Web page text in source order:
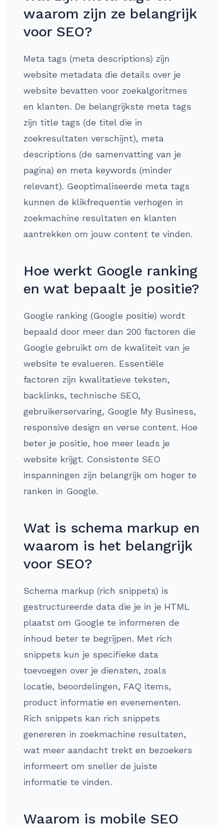
waarom zijn ze belangrijk
voor SEO?
Meta tags (meta descriptions) zijn
website metadata die details over je
website bevatten voor zoekalgoritmes
en klanten. De belangrijkste meta tags
zijn title tags (de titel die in
zoekresultaten verschijnt), meta
descriptions (de samenvatting van je
pagina) en meta keywords (minder
relevant). Geoptimaliseerde meta tags
kunnen de klikfrequentie verhogen in
zoekmachine resultaten en klanten
aantrekken om jouw content te vinden.
Hoe werkt Google ranking
en wat bepaalt je positie?
Google ranking (Google positie) wordt
bepaald door meer dan 200 factoren die
Google gebruikt om de kwaliteit van je
website te evalueren. Essentiële
factoren zijn kwalitatieve teksten,
backlinks, technische SEO,
gebruikerservaring, Google My Business,
responsive design en verse content. Hoe
beter je positie, hoe meer leads je
website krijgt. Consistente SEO
inspanningen zijn belangrijk om hoger te
ranken in Google.
Wat is schema markup en
waarom is het belangrijk
voor SEO?
Schema markup (rich snippets) is
gestructureerde data die je in je HTML
plaatst om Google te informeren de
inhoud beter te begrijpen. Met rich
snippets kun je specifieke data
toevoegen over je diensten, zoals
locatie, beoordelingen, FAQ items,
product informatie en evenementen.
Rich snippets kan rich snippets
genereren in zoekmachine resultaten,
wat meer aandacht trekt en bezoekers
informeert om sneller de juiste
informatie te vinden.
Waarom is mobile SEO